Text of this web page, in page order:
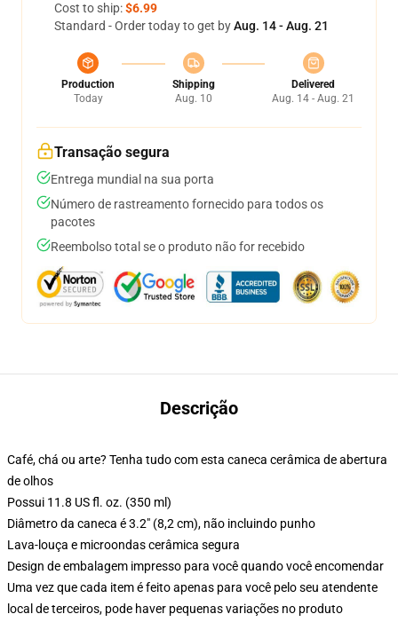
Cost to ship:$6.99
Standard - Order today to get byAug. 14 - Aug. 21
Production
Today
Shipping
Aug. 10
Delivered
Aug. 14 - Aug. 21
Transação segura
Entrega mundial na sua porta
Número de rastreamento fornecido para todos os
pacotes
Reembolso total se o produto não for recebido
Descrição
Café, chá ou arte? Tenha tudo com esta caneca cerâmica de abertura
de olhos
Possui 11.8 US fl. oz. (350 ml)
Diâmetro da caneca é 3.2" (8,2 cm), não incluindo punho
Lava-louça e microondas cerâmica segura
Design de embalagem impresso para você quando você encomendar
Uma vez que cada item é feito apenas para você pelo seu atendente
local de terceiros, pode haver pequenas variações no produto